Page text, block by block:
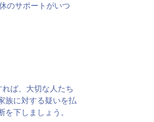
のサポートがいつ
ば、大切な人たち
族に対する疑いを払
下しましょう。